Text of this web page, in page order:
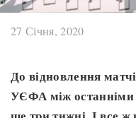
27 Січня, 2020
До відновлення
УЄФА між